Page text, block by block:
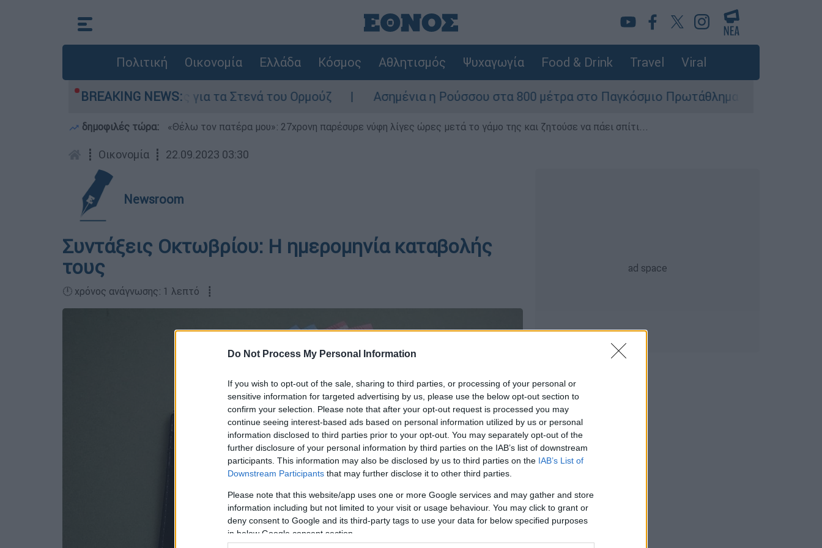
Do Not Process My Personal Information
If you wish to opt-out of the sale, sharing to third parties, or processing of your personal or
sensitive information for targeted advertising by us, please use the below opt-out section to
confirm your selection. Please note that after your opt-out request is processed you may
continue seeing interest-based ads based on personal information utilized by us or personal
information disclosed to third parties prior to your opt-out. You may separately opt-out of the
further disclosure of your personal information by third parties on the IAB’s list of downstream
participants. This information may also be disclosed by us to third parties on the IAB’s List of
Downstream Participants that may further disclose it to other third parties.
Please note that this website/app uses one or more Google services and may gather and store
information including but not limited to your visit or usage behaviour. You may click to grant or
deny consent to Google and its third-party tags to use your data for below specified purposes
in below Google consent section.
Πολιτική Οικονομία Ελλάδα Κόσμος Αθλητισμός Ψυχαγωγία Food & Drink Travel Viral
BREAKING NEWS:
έξι όροι της Τεχεράνης για τα Στενά του Ορμούζ Ασημένια η Ρούσσου στα 800 μέτρα στο Παγκόσμιο Πρωτάθλημα Στίβου Κ20
δημοφιλές τώρα: «Θέλω τον πατέρα μου»: 27χρονη παρέσυρε νύφη λίγες ώρες μετά το γάμο της και ζητούσε να πάει σπίτι...
┋ Οικονομία ┋ 22.09.2023 03:30
Newsroom
Συντάξεις Οκτωβρίου: Η ημερομηνία καταβολής
τους
🕛 χρόνος ανάγνωσης: 1 λεπτό ┋